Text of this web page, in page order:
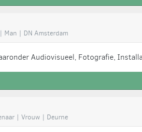
| DN Amsterdam
Audiovisueel, Fotografie,
| Vrouw | Deurne